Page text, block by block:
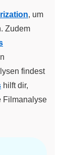
, um
Zudem
findest
hilft dir,
Filmanalyse